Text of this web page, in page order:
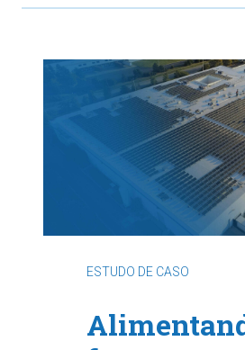
ESTUDO DE CASO